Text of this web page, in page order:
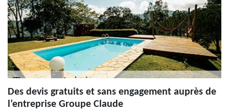
Des devis gratuits et sans engagement auprès de
l’entreprise Groupe Claude